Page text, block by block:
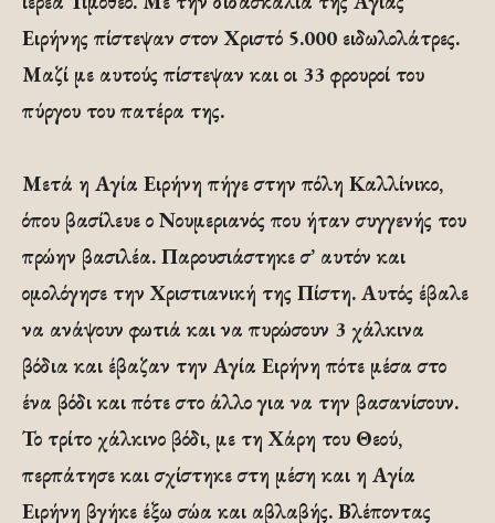
Ειρήνης πίστεψαν στον Χριστό 5.000 ειδωλολάτρες.
Μαζί με αυτούς πίστεψαν και οι 33 φρουροί του
πύργου του πατέρα της.
Μετά η Αγία Ειρήνη πήγε στην πόλη Καλλίνικο,
όπου βασίλευε ο Νουμεριανός που ήταν συγγενής του
πρώην βασιλέα. Παρουσιάστηκε σ’ αυτόν και
ομολόγησε την Χριστιανική της Πίστη. Αυτός έβαλε
να ανάψουν φωτιά και να πυρώσουν 3 χάλκινα
βόδια και έβαζαν την Αγία Ειρήνη πότε μέσα στο
ένα βόδι και πότε στο άλλο για να την βασανίσουν.
Το τρίτο χάλκινο βόδι, με τη Χάρη του Θεού,
περπάτησε και σχίστηκε στη μέση και η Αγία
Ειρήνη βγήκε έξω σώα και αβλαβής. Βλέποντας